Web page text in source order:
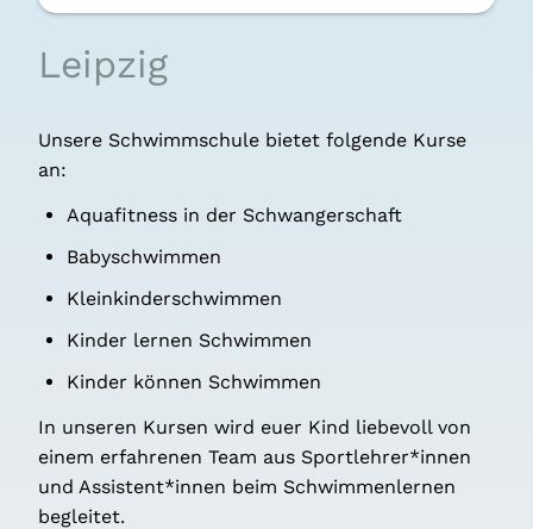
Leip­zig
Unse­re Schwimm­schu­le bie­tet fol­gen­de Kur­se
an:
Aqua­fit­ness in der Schwan­ger­schaft
Baby­schwim­men
Klein­kin­der­schwim­men
Kin­der ler­nen Schwim­men
Kin­der kön­nen Schwim­men
In unse­ren Kur­sen wird euer Kind lie­be­voll von
einem erfah­re­nen Team aus Sportlehrer*innen
und Assistent*innen beim Schwim­men­ler­nen
beglei­tet.